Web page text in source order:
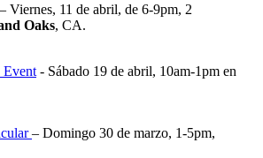
– Viernes, 11 de abril, de 6-9pm, 2
Oaks, CA.
Event - Sábado 19 de abril, 10am-1pm en
– Domingo 30 de marzo, 1-5pm,